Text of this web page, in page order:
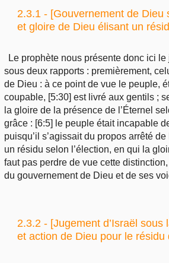
2.3.1 - [Gouvernement de Dieu
et gloire de Dieu élisant un
Le prophète nous présente donc ici
sous deux rapports : premièrement,
de Dieu : à ce point de vue le peuple,
coupable, [5:30] est livré aux gentils ;
la gloire de la présence de l’Éternel
grâce : [6:5] le peuple était incapable
puisqu’il s’agissait du propos arrêté
un résidu selon l’élection, en qui la
faut pas perdre de vue cette
du gouvernement de Dieu et de ses
2.3.2 - [Jugement d’Israël sous
et action de Dieu pour le résidu